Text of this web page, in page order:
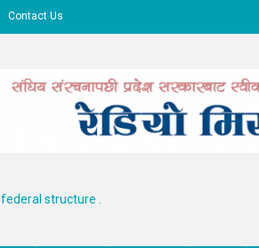
Contact Us
structure .